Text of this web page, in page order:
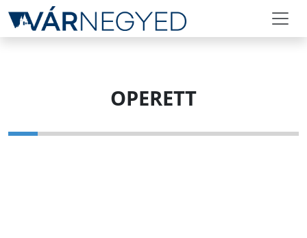
OPERETT